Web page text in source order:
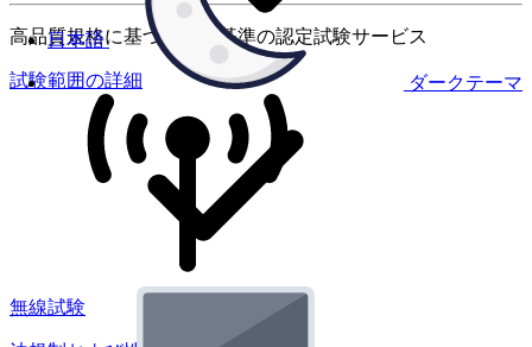
ダークテーマ
日本語
高品質規格に基づく国際基準の認定試験サービス
試験範囲の詳細
無線試験